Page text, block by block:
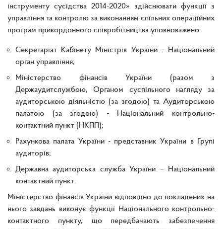
інструменту сусідства 2014-2020» здійснювати функції з
управління та контролю за виконанням спільних операційних
програм прикордонного співробітництва уповноважено:
Секретаріат Кабінету Міністрів України - Національний
орган управління;
Міністерство фінансів України (разом з
Держаудитслужбою, Органом суспільного нагляду за
аудиторською діяльністю (за згодою) та Аудиторською
палатою (за згодою) - Національний контрольно-
контактний пункт (НКПП);
Рахункова палата України - представник України в Групі
аудиторів;
Державна аудиторська служба України – Національний
контактний пункт.
Міністерство фінансів України відповідно до покладених на
нього завдань виконує функції Національного контрольно-
контактного пункту, що передбачають забезпечення